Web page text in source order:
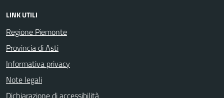
LINK UTILI
Regione Piemonte
Provincia di Asti
Informativa privacy
Note legali
Dichiarazione di accessibilità